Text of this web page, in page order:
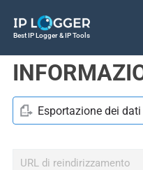
Best IP Logger & IP Tools
Esportazione dei dati
URL di reindirizzamento